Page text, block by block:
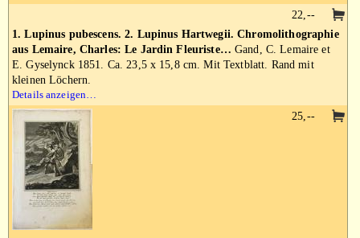
1. Lupinus pubescens. 2. Lupinus Hartwegii. Chromolithographie
aus Lemaire, Charles: Le Jardin Fleuriste… Gand, C. Lemaire et
E. Gyselynck 1851. Ca. 23,5 x 15,8 cm. Mit Textblatt. Rand mit
kleinen Löchern.
Details anzeigen…
22,--
25,--